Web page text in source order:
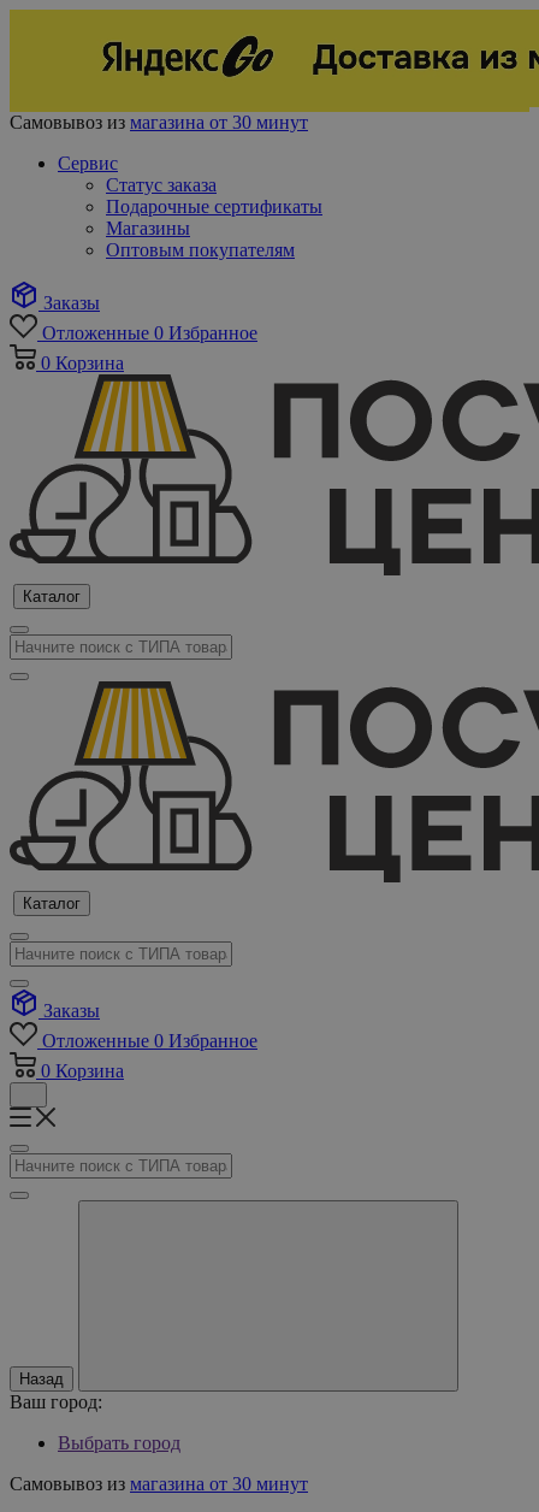
Самовывоз из магазина от 30 минут
Сервис
Статус заказа
Подарочные сертификаты
Магазины
Оптовым покупателям
Заказы
Отложенные 0 Избранное
0 Корзина
Каталог
Каталог
Заказы
Отложенные 0 Избранное
0 Корзина
Назад
Ваш город:
Выбрать город
Самовывоз из магазина от 30 минут